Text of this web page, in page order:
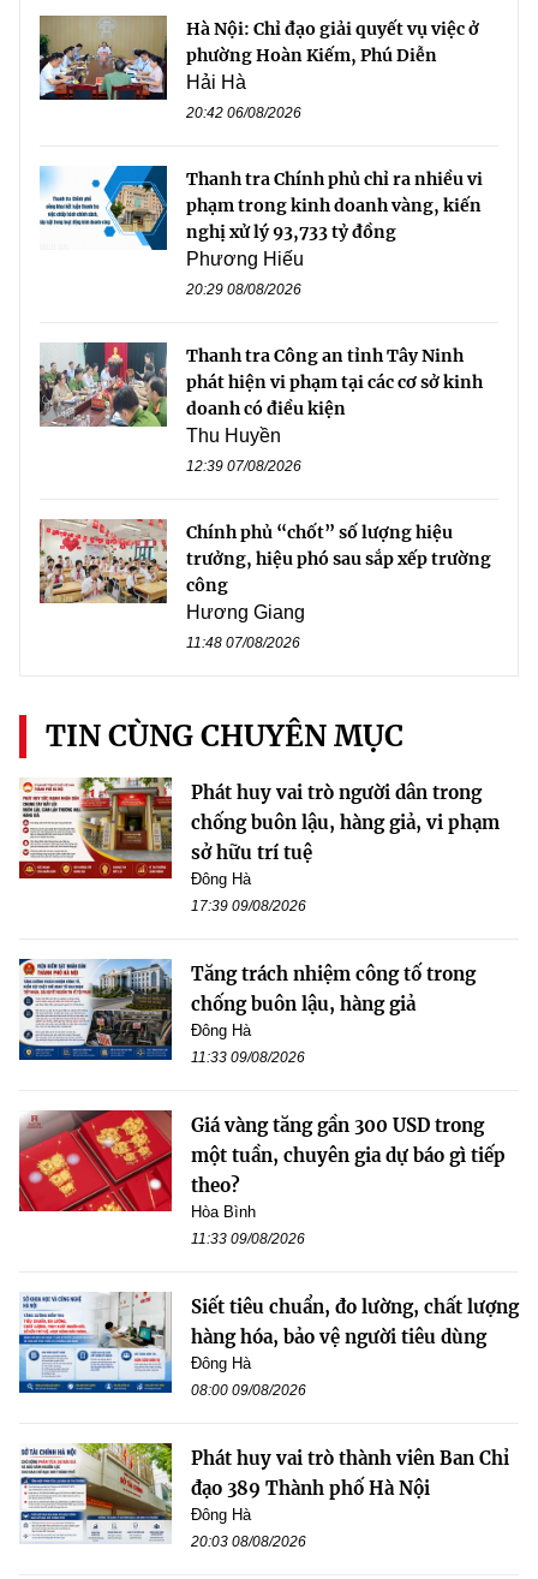
Hà Nội: Chỉ đạo giải quyết vụ việc ở
phường Hoàn Kiếm, Phú Diễn
Hải Hà
20:42 06/08/2026
Thanh tra Chính phủ chỉ ra nhiều vi
phạm trong kinh doanh vàng, kiến
nghị xử lý 93,733 tỷ đồng
Phương Hiếu
20:29 08/08/2026
Thanh tra Công an tỉnh Tây Ninh
phát hiện vi phạm tại các cơ sở kinh
doanh có điều kiện
Thu Huyền
12:39 07/08/2026
Chính phủ “chốt” số lượng hiệu
trưởng, hiệu phó sau sắp xếp trường
công
Hương Giang
11:48 07/08/2026
TIN CÙNG CHUYÊN MỤC
Phát huy vai trò người dân trong
chống buôn lậu, hàng giả, vi phạm
sở hữu trí tuệ
Đông Hà
17:39 09/08/2026
Tăng trách nhiệm công tố trong
chống buôn lậu, hàng giả
Đông Hà
11:33 09/08/2026
Giá vàng tăng gần 300 USD trong
một tuần, chuyên gia dự báo gì tiếp
theo?
Hòa Bình
11:33 09/08/2026
Siết tiêu chuẩn, đo lường, chất lượng
hàng hóa, bảo vệ người tiêu dùng
Đông Hà
08:00 09/08/2026
Phát huy vai trò thành viên Ban Chỉ
đạo 389 Thành phố Hà Nội
Đông Hà
20:03 08/08/2026